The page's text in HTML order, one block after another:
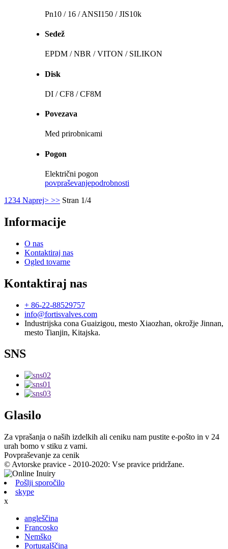
Pn10 / 16 / ANSI150 / JIS10k
Sedež
EPDM / NBR / VITON / SILIKON
Disk
DI / CF8 / CF8M
Povezava
Med prirobnicami
Pogon
Električni pogon
povpraševanjepodrobnosti
1 234 Naprej> >> Stran 1/4
Informacije
O nas
Kontaktiraj nas
Ogled tovarne
Kontaktiraj nas
+ 86-22-88529757
info@fortisvalves.com
Industrijska cona Guaizigou, mesto Xiaozhan, okrožje Jinnan,
mesto Tianjin, Kitajska.
SNS
Glasilo
Za vprašanja o naših izdelkih ali ceniku nam pustite e-pošto in v 24
urah bomo v stiku z vami.
Povpraševanje za cenik
© Avtorske pravice - 2010-2020: Vse pravice pridržane.
Pošlji sporočilo
skype
x
angleščina
Francosko
Nemško
Portugalščina